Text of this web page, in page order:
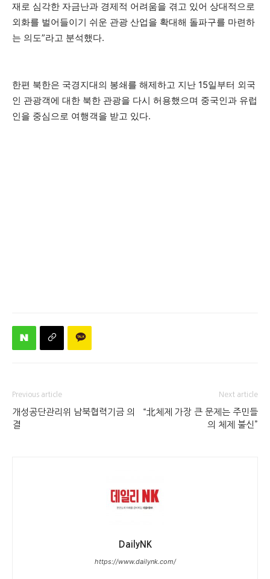
재로 심각한 자금난과 경제적 어려움을 겪고 있어 상대적으로
외화를 벌어들이기 쉬운 관광 산업을 확대해 돌파구를 마련하
는 의도”라고 분석했다.
한편 북한은 국경지대의 봉쇄를 해제하고 지난 15일부터 외국
인 관광객에 대한 북한 관광을 다시 허용했으며 중국인과 유럽
인을 중심으로 여행객을 받고 있다.
Previous article
개성공단관리위 남북협력기금 의
결
Next article
“北체제 가장 큰 문제는 주민들
의 체제 불신”
DailyNK
https://www.dailynk.com/